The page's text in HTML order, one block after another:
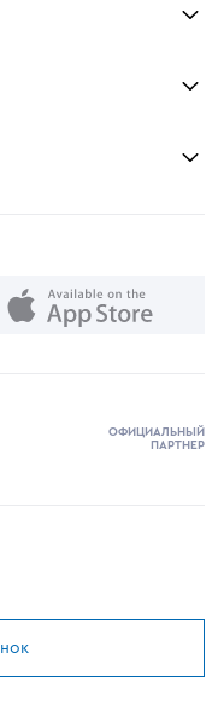
ОФИЦИАЛЬНЫЙ
ПАРТНЕР